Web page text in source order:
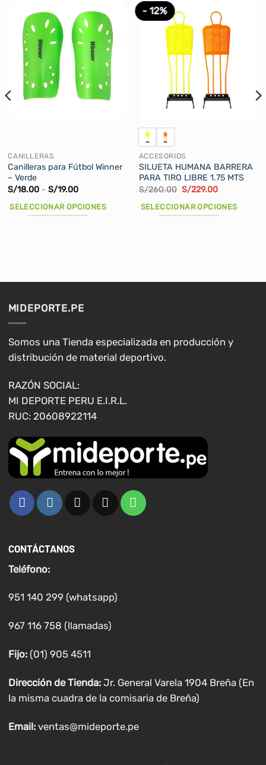
CANILLERAS
Canilleras para Fútbol Winner
– Verde
S/18.00 - S/19.00Rango
precios:
desde
SELECCIONAR OPCIONES
se
pueden
elegir
en
página
de
producto
- 12%
ACCESORIOS
SILUETA HUMANA BARRERA
PARA TIRO LIBRE 1.75 MTS
S/260.00 El
original
era:
S/229.00El
actual
es:
SELECCIONAR OPCIONES
elegir
en
MIDEPORTE.PE
Somos una Tienda especializada en producción y
distribución de material deportivo.
RAZÓN SOCIAL:
MI DEPORTE PERU E.I.R.L.
RUC: 20608922114
CONTÁCTANOS
Teléfono:
951 140 299 (whatsapp)
967 116 758 (llamadas)
Fijo:(01) 905 4511
Dirección de Tienda: Jr. General Varela 1904 Breña (En
la misma cuadra de la comisaria de Breña)
Email: ventas@mideporte.pe